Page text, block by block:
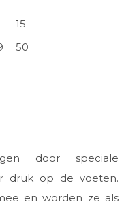
15
50
door speciale
druk op de voeten.
en worden ze als